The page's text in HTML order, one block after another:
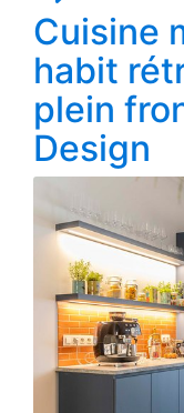
Cuisine
habit
plein
Design